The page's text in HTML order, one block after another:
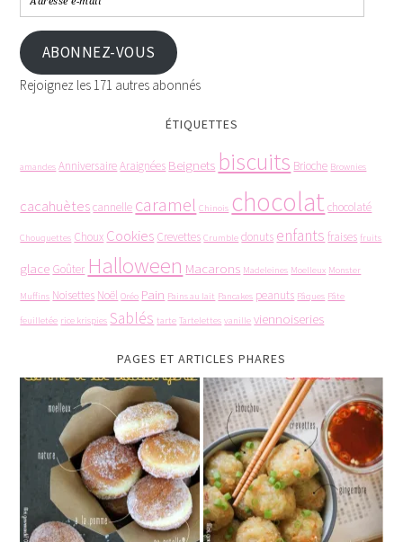
ABONNEZ-VOUS
Rejoignez les 171 autres abonnés
ÉTIQUETTES
amandes AnniversaireAraignées Beignets biscuits Brioche Brownies
cacahuètescannelle caramel Chinois chocolat chocolaté
Chouquettes Choux Cookies Crevettes Crumble donuts enfants fraises fruits
glace Goûter Halloween Macarons Madeleines Moelleux Monster
Muffins Noisettes Noël Oréo Pain Pains au lait Pancakes peanuts Pâques Pâte
feuilletée rice krispies Sablés tarte Tartelettes vanille viennoiseries
PAGES ET ARTICLES PHARES